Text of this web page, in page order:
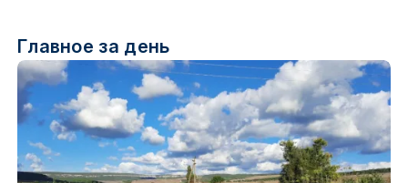
Главное за день